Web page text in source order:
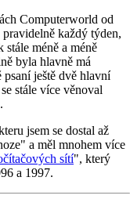
Computerworld od
každý týden,
méně a méně
byla hlavně má
psaní ještě dvě hlavní
stále více věnoval
jsem se dostal až
a měl mnohem více
sítí", který
a 1997.